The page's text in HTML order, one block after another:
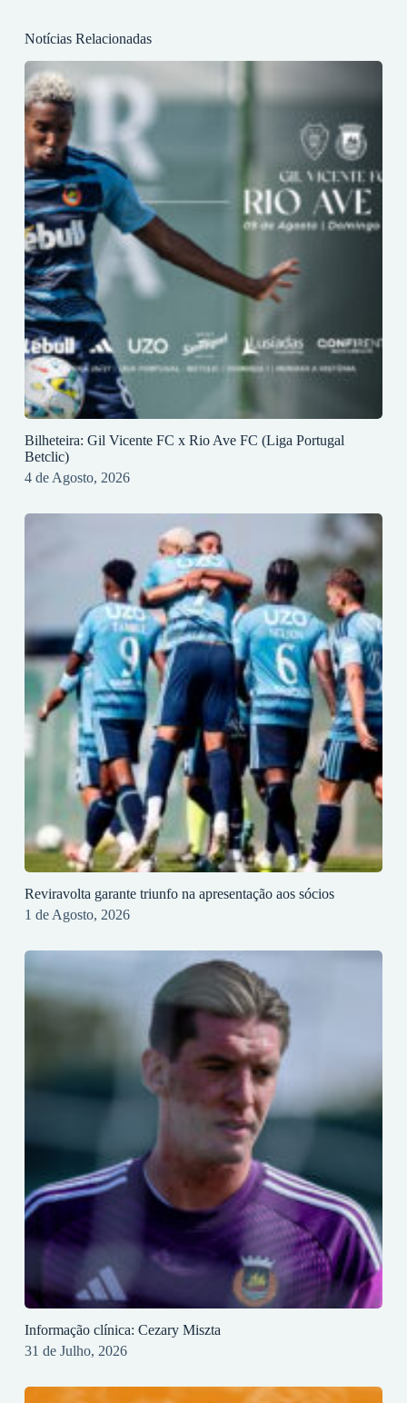
Notícias Relacionadas
Bilheteira: Gil Vicente FC x Rio Ave FC (Liga Portugal
Betclic)
4 de Agosto, 2026
Reviravolta garante triunfo na apresentação aos sócios
1 de Agosto, 2026
Informação clínica: Cezary Miszta
31 de Julho, 2026